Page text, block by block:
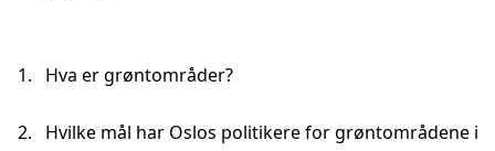
Hva er grøntområder?
Hvilke mål har Oslos politikere for grøntområdene i